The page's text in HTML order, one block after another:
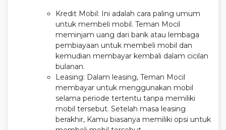
Kredit Mobil: Ini adalah cara paling umum
untuk membeli mobil. Teman Mocil
meminjam uang dari bank atau lembaga
pembiayaan untuk membeli mobil dan
kemudian membayar kembali dalam cicilan
bulanan.
Leasing: Dalam leasing, Teman Mocil
membayar untuk menggunakan mobil
selama periode tertentu tanpa memiliki
mobil tersebut. Setelah masa leasing
berakhir, Kamu biasanya memiliki opsi untuk